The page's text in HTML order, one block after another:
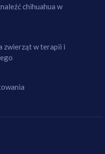
chihuahua w
zwierząt w terapii i